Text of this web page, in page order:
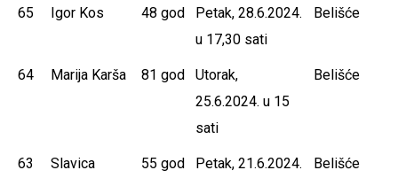
65 Igor Kos 48 god
Petak, 28.6.2024.
u 17,30 sati
Belišće
64 Marija Karša 81 god
Utorak,
25.6.2024. u 15
sati
Belišće
63
Slavica
55 god
Petak, 21.6.2024.
Belišće